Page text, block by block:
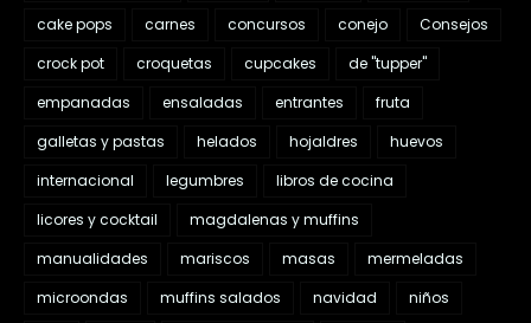
cake pops
carnes concursos conejo
Consejos
crock pot
croquetas cupcakes
de "tupper"
empanadas
ensaladas entrantes
fruta
galletas y pastas
helados hojaldres
huevos
internacional
legumbres
libros de cocina
licores y cocktail
magdalenas y muffins
manualidades
mariscos masas
mermeladas
microondas
muffins salados navidad
niños